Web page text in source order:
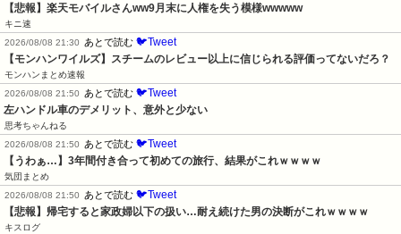
【悲報】楽天モバイルさんww9月末に人権を失う模様wwwww
キニ速
2026/08/08 21:30
あとで読む 🐦Tweet
【モンハンワイルズ】スチームのレビュー以上に信じられる評価ってないだろ？
モンハンまとめ速報
2026/08/08 21:50
あとで読む 🐦Tweet
左ハンドル車のデメリット、意外と少ない
思考ちゃんねる
2026/08/08 21:50
あとで読む 🐦Tweet
【うわぁ…】3年間付き合って初めての旅行、結果がこれｗｗｗｗ
気団まとめ
2026/08/08 21:50
あとで読む 🐦Tweet
【悲報】帰宅すると家政婦以下の扱い…耐え続けた男の決断がこれｗｗｗｗ
キスログ